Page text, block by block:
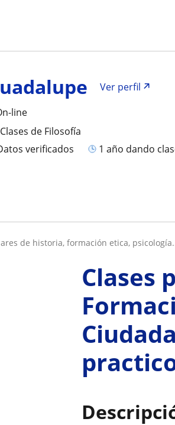
Ver perfil
line
Clases de Filosofía
Datos verificados
1 año dando
de historia, formación etica,
Clases